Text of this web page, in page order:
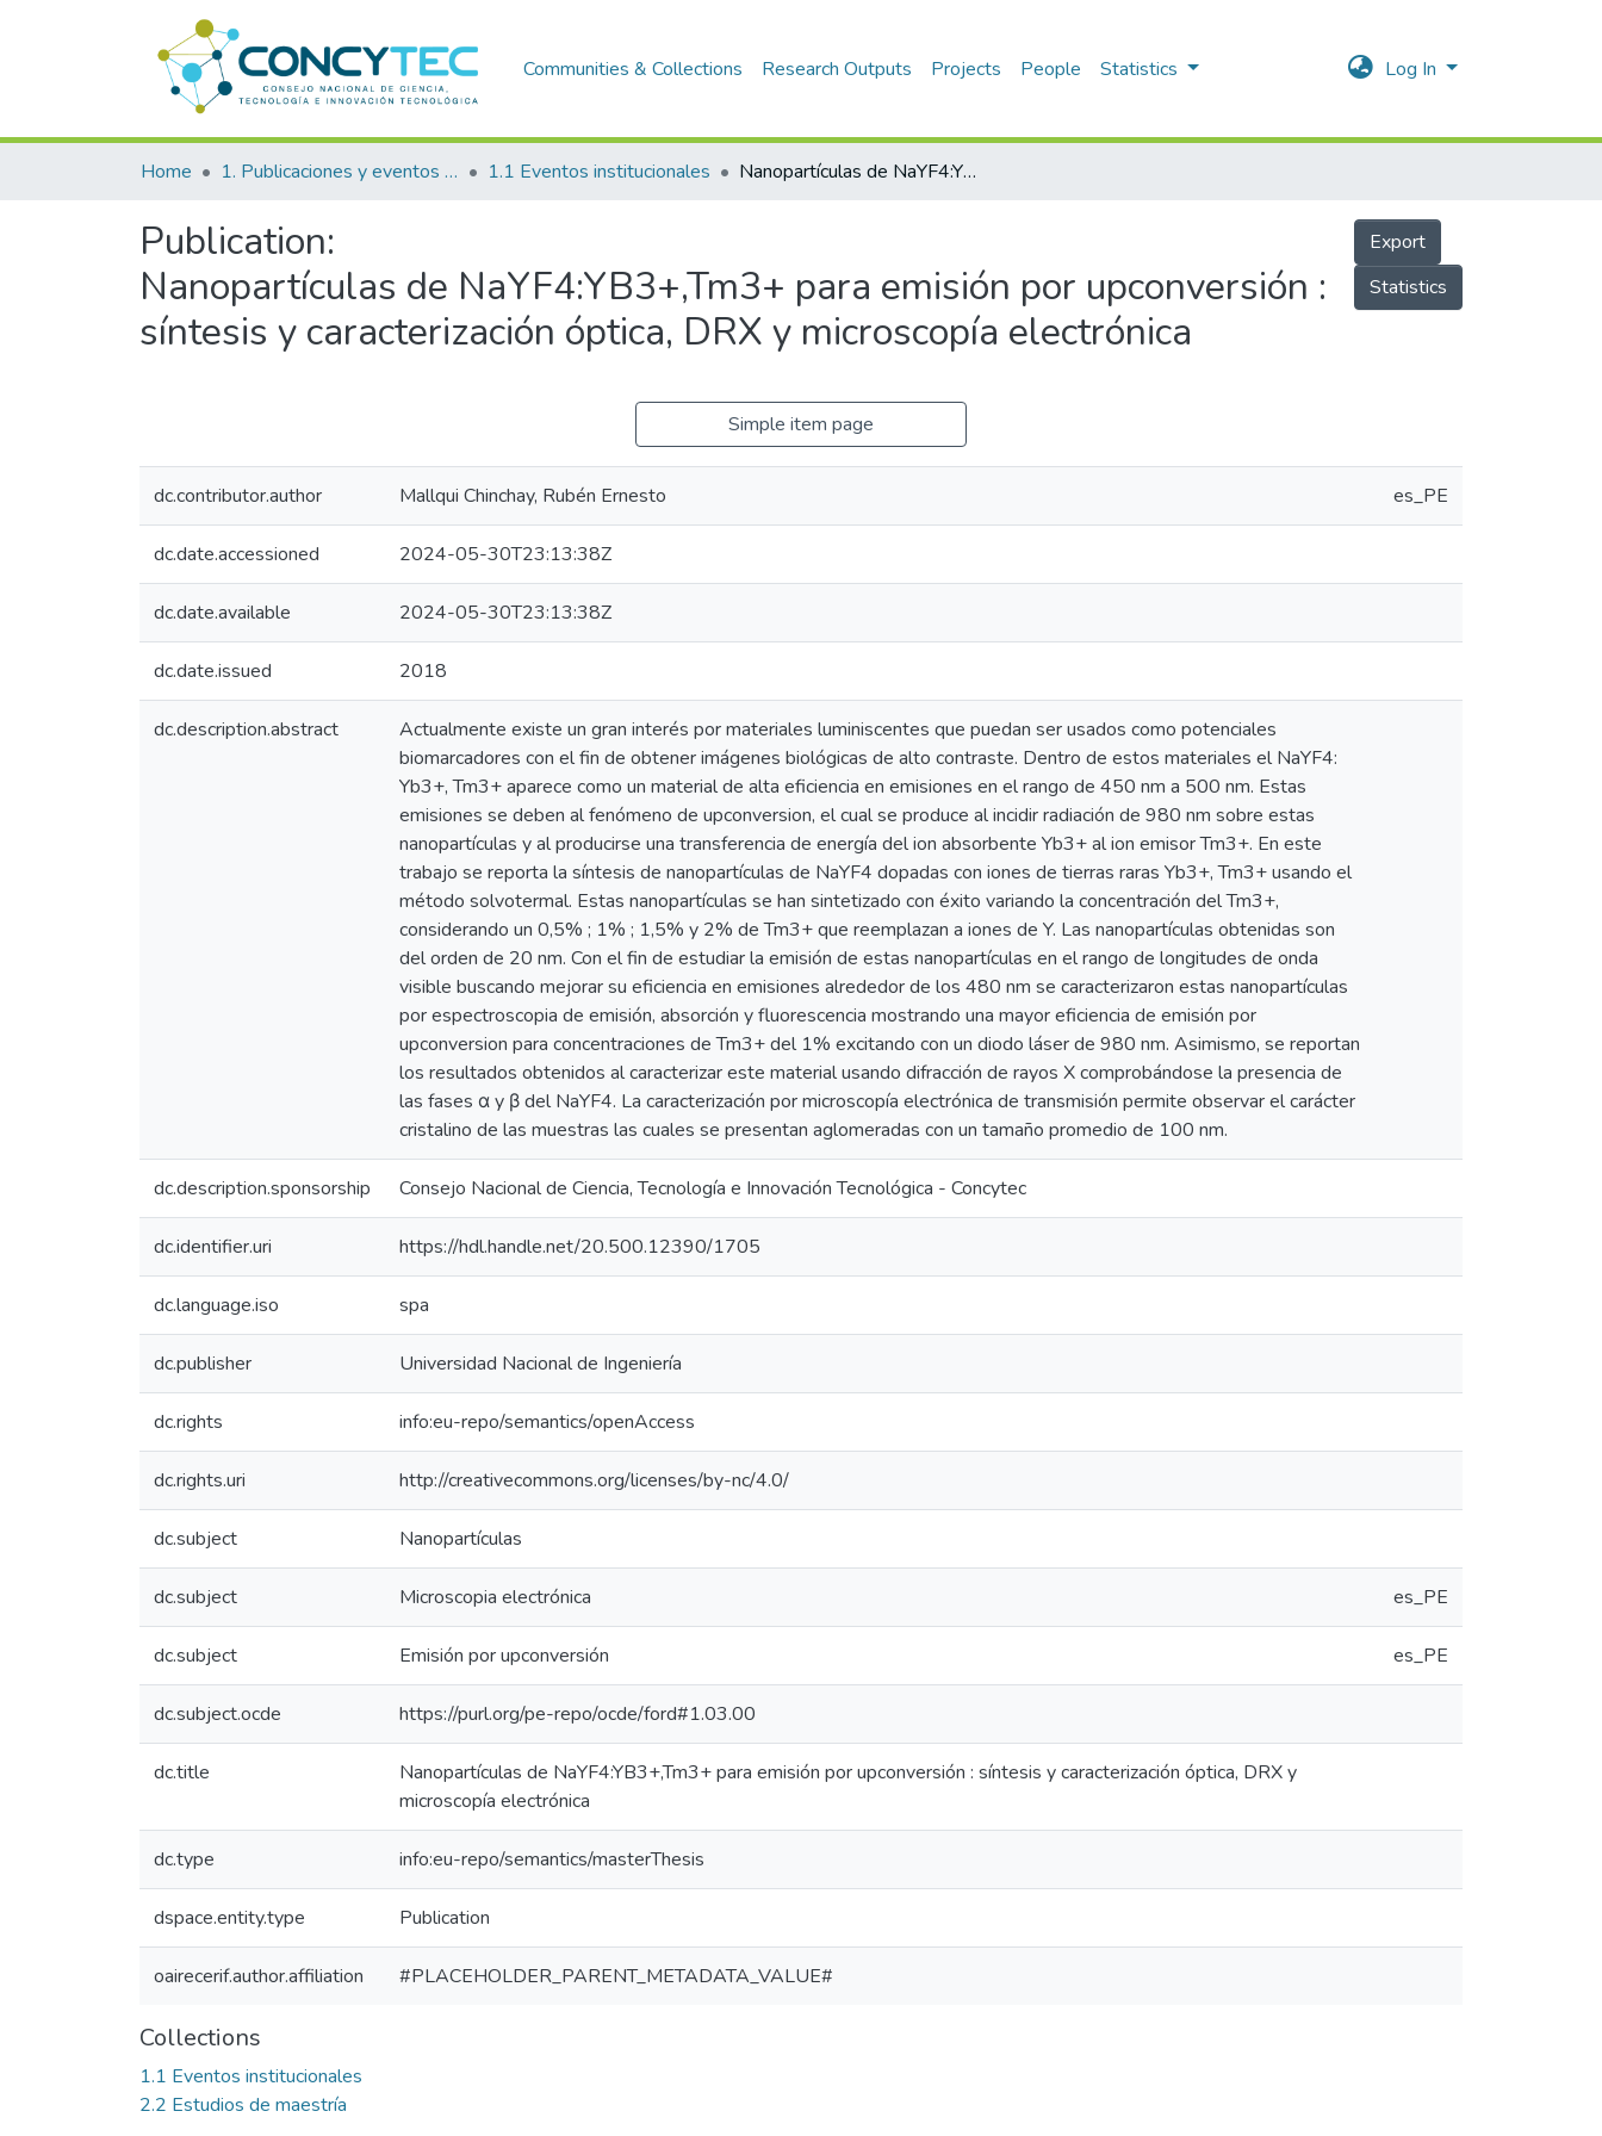
Communities & Collections Research Outputs Projects People Statistics Log In
Home 1. Publicaciones y eventos institucionales 1.1 Eventos institucionales Nanopartículas de NaYF4:YB3+,Tm3+ para emisión por upconversión : síntesis y caracterización óptica, DRX y microscopía electrónica
Publication:
Nanopartículas de NaYF4:YB3+,Tm3+ para emisión por upconversión :
síntesis y caracterización óptica, DRX y microscopía electrónica
Export
Statistics
Simple item page
dc.contributor.author Mallqui Chinchay, Rubén Ernesto es_PE
dc.date.accessioned 2024-05-30T23:13:38Z
dc.date.available 2024-05-30T23:13:38Z
dc.date.issued 2018
dc.description.abstract
Actualmente existe un gran interés por materiales luminiscentes que puedan ser usados como potenciales
biomarcadores con el fin de obtener imágenes biológicas de alto contraste. Dentro de estos materiales el NaYF4:
Yb3+, Tm3+ aparece como un material de alta eficiencia en emisiones en el rango de 450 nm a 500 nm. Estas
emisiones se deben al fenómeno de upconversion, el cual se produce al incidir radiación de 980 nm sobre estas
nanopartículas y al producirse una transferencia de energía del ion absorbente Yb3+ al ion emisor Tm3+. En este
trabajo se reporta la síntesis de nanopartículas de NaYF4 dopadas con iones de tierras raras Yb3+, Tm3+ usando el
método solvotermal. Estas nanopartículas se han sintetizado con éxito variando la concentración del Tm3+,
considerando un 0,5% ; 1% ; 1,5% y 2% de Tm3+ que reemplazan a iones de Y. Las nanopartículas obtenidas son
del orden de 20 nm. Con el fin de estudiar la emisión de estas nanopartículas en el rango de longitudes de onda
visible buscando mejorar su eficiencia en emisiones alrededor de los 480 nm se caracterizaron estas nanopartículas
por espectroscopia de emisión, absorción y fluorescencia mostrando una mayor eficiencia de emisión por
upconversion para concentraciones de Tm3+ del 1% excitando con un diodo láser de 980 nm. Asimismo, se reportan
los resultados obtenidos al caracterizar este material usando difracción de rayos X comprobándose la presencia de
las fases α y β del NaYF4. La caracterización por microscopía electrónica de transmisión permite observar el carácter
cristalino de las muestras las cuales se presentan aglomeradas con un tamaño promedio de 100 nm.
dc.description.sponsorship Consejo Nacional de Ciencia, Tecnología e Innovación Tecnológica - Concytec
dc.identifier.uri https://hdl.handle.net/20.500.12390/1705
dc.language.iso spa
dc.publisher Universidad Nacional de Ingeniería
dc.rights info:eu-repo/semantics/openAccess
dc.rights.uri http://creativecommons.org/licenses/by-nc/4.0/
dc.subject Nanopartículas
dc.subject Microscopia electrónica es_PE
dc.subject Emisión por upconversión es_PE
dc.subject.ocde https://purl.org/pe-repo/ocde/ford#1.03.00
dc.title
Nanopartículas de NaYF4:YB3+,Tm3+ para emisión por upconversión : síntesis y caracterización óptica, DRX y
microscopía electrónica
dc.type info:eu-repo/semantics/masterThesis
dspace.entity.type Publication
oairecerif.author.affiliation #PLACEHOLDER_PARENT_METADATA_VALUE#
Collections
1.1 Eventos institucionales
2.2 Estudios de maestría